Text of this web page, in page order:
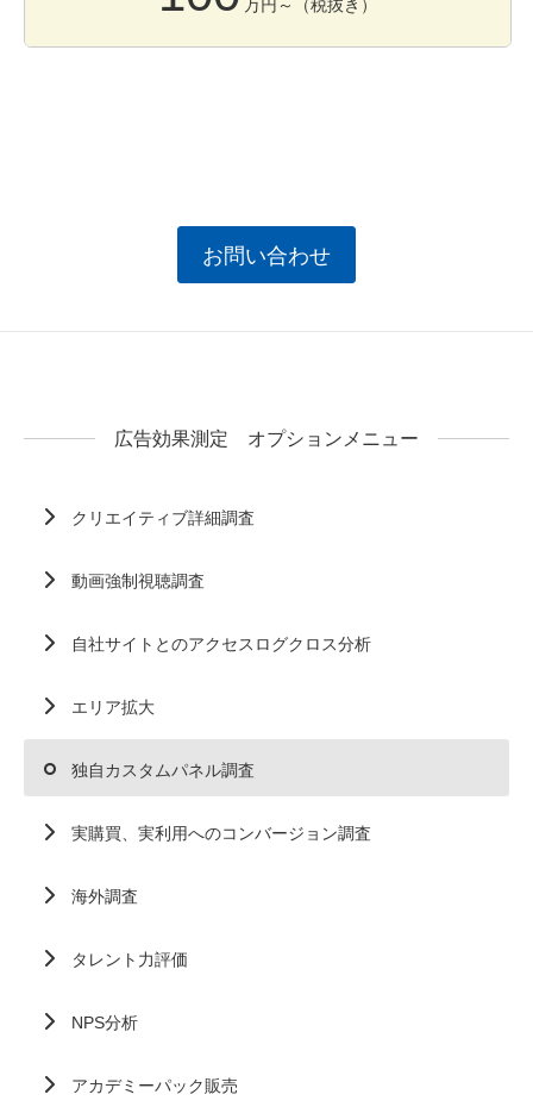
万円～（税抜き）
お問い合わせ
広告効果測定 オプションメニュー
クリエイティブ詳細調査
動画強制視聴調査
自社サイトとのアクセスログクロス分析
エリア拡大
独自カスタムパネル調査
実購買、実利用へのコンバージョン調査
海外調査
タレント力評価
NPS分析
アカデミーパック販売